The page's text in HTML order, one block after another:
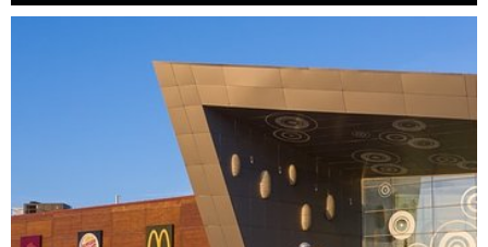
e está a desafiar todos os visitantes, lojistas, forne...